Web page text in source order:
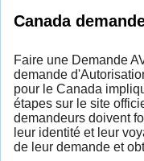
Canada
Faire une Demande
demande
pour le Canada
étapes sur le site
demandeurs doivent
leur identité et leur
de leur demande et